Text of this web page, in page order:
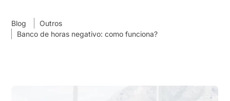
Blog
Outros
Banco de horas negativo: como funciona?